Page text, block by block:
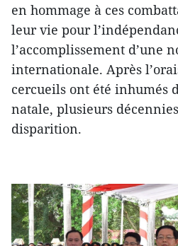
en hommage à ces
leur vie pour
l’accomplissement d’une
internationale. Après
cercueils ont été inhumés
natale, plusieurs
disparition.